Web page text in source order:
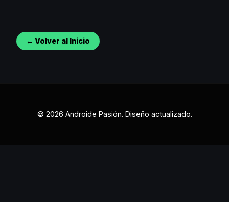
← Volver al Inicio
© 2026 Androide Pasión. Diseño actualizado.